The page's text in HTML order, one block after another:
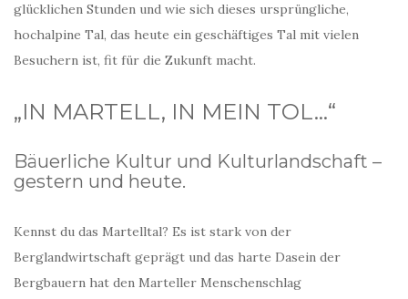
glücklichen Stunden und wie sich dieses ursprüngliche,
hochalpine Tal, das heute ein geschäftiges Tal mit vielen
Besuchern ist, fit für die Zukunft macht.
„IN MARTELL, IN MEIN TOL…“
Bäuerliche Kultur und Kulturlandschaft –
gestern und heute.
Kennst du das Martelltal? Es ist stark von der
Berglandwirtschaft geprägt und das harte Dasein der
Bergbauern hat den Marteller Menschenschlag